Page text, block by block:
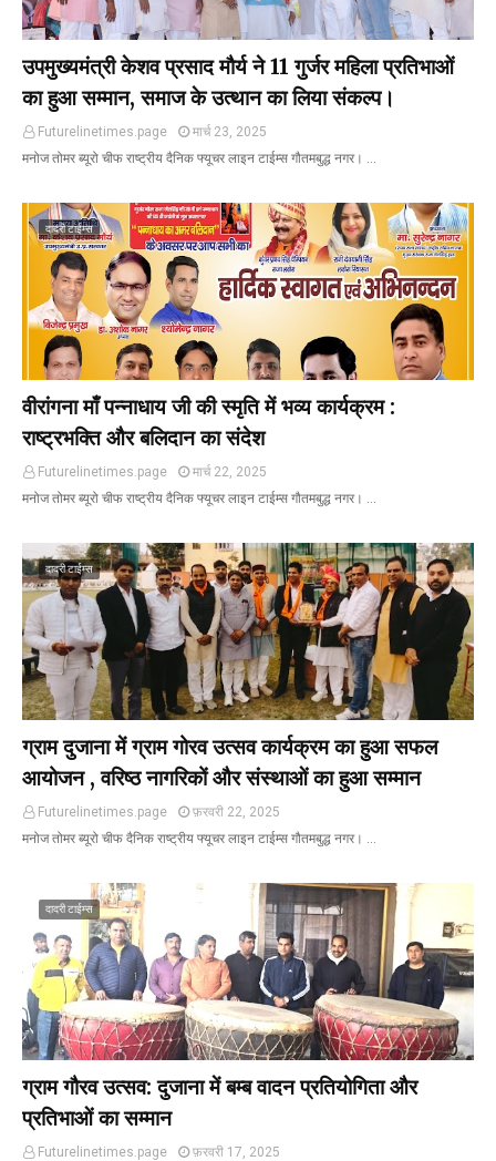
उपमुख्यमंत्री केशव प्रसाद मौर्य ने 11 गुर्जर महिला प्रतिभाओं
का हुआ सम्मान, समाज के उत्थान का लिया संकल्प।
Futurelinetimes.page
मार्च 23, 2025
मनोज तोमर ब्यूरो चीफ राष्ट्रीय दैनिक फ्यूचर लाइन टाईम्स गौतमबुद्ध नगर। …
दादरी टाईम्स
वीरांगना माँ पन्नाधाय जी की स्मृति में भव्य कार्यक्रम :
राष्ट्रभक्ति और बलिदान का संदेश
Futurelinetimes.page
मार्च 22, 2025
मनोज तोमर ब्यूरो चीफ राष्ट्रीय दैनिक फ्यूचर लाइन टाईम्स गौतमबुद्ध नगर। …
दादरी टाईम्स
ग्राम दुजाना में ग्राम गोरव उत्सव कार्यक्रम का हुआ सफल
आयोजन , वरिष्ठ नागरिकों और संस्थाओं का हुआ सम्मान
Futurelinetimes.page
फ़रवरी 22, 2025
मनोज तोमर ब्यूरो चीफ दैनिक राष्ट्रीय फ्यूचर लाइन टाईम्स गौतमबुद्ध नगर। …
दादरी टाईम्स
ग्राम गौरव उत्सव: दुजाना में बम्ब वादन प्रतियोगिता और
प्रतिभाओं का सम्मान
Futurelinetimes.page
फ़रवरी 17, 2025